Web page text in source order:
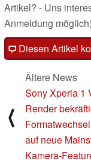
Artikel? - Uns
Anmeldung
Diesen Artikel
⟨
Ältere News
Sony Xperia 1
Render
auf neue
Kamera-